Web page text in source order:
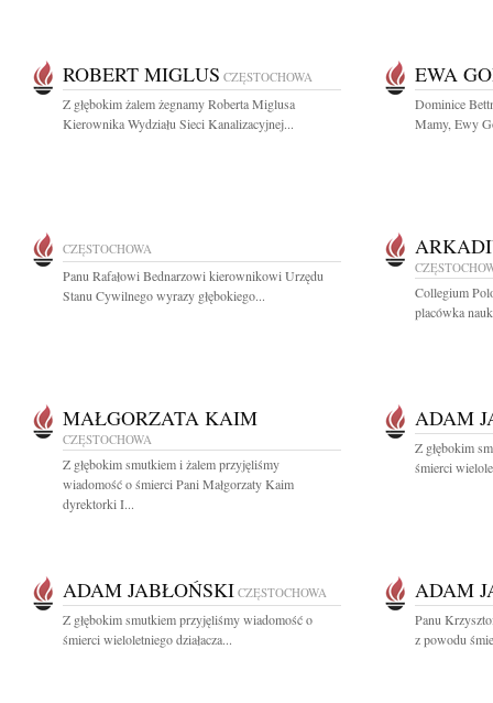
ROBERT MIGLUS CZĘSTOCHOWA
Z głębokim żalem żegnamy Roberta Miglusa
Kierownika Wydziału Sieci Kanalizacyjnej...
EWA
Dominice
Mamy, Ewy
CZĘSTOCHOWA
Panu Rafałowi Bednarzowi kierownikowi Urzędu
Stanu Cywilnego wyrazy głębokiego...
Collegium
placówka
MAŁGORZATA KAIM
CZĘSTOCHOWA
Z głębokim smutkiem i żalem przyjęliśmy
wiadomość o śmierci Pani Małgorzaty Kaim
dyrektorki I...
ADAM
Z głębokim
śmierci
ADAM JABŁOŃSKI CZĘSTOCHOWA
Z głębokim smutkiem przyjęliśmy wiadomość o
śmierci wieloletniego działacza...
ADAM
Panu
z powodu